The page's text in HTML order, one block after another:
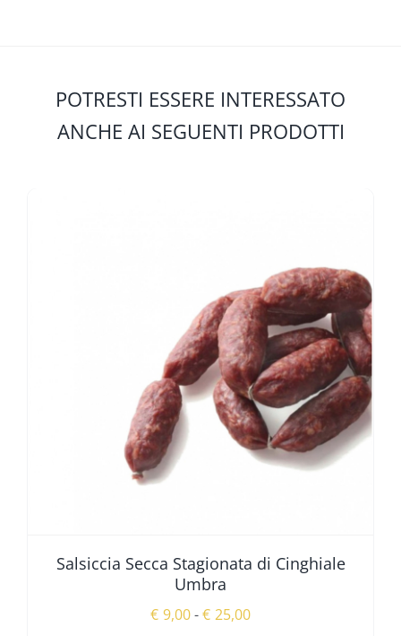
POTRESTI ESSERE INTERESSATO
ANCHE AI SEGUENTI PRODOTTI
Salsiccia Secca Stagionata di Cinghiale
Umbra
€ 9,00-€ 25,00Fascia